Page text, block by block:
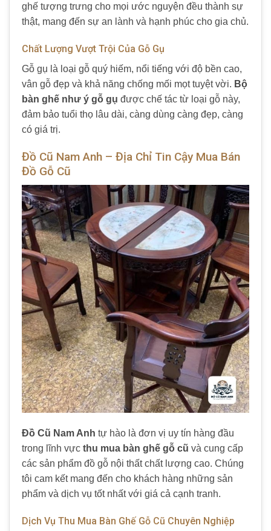
ghế tượng trưng cho mọi ước nguyện đều thành sự
thật, mang đến sự an lành và hạnh phúc cho gia chủ.
Chất Lượng Vượt Trội Của Gỗ Gụ
Gỗ gụ là loại gỗ quý hiếm, nổi tiếng với độ bền cao,
vân gỗ đẹp và khả năng chống mối mọt tuyệt vời. Bộ
bàn ghế như ý gỗ gụ được chế tác từ loại gỗ này,
đảm bảo tuổi thọ lâu dài, càng dùng càng đẹp, càng
có giá trị.
Đồ Cũ Nam Anh – Địa Chỉ Tin Cậy Mua Bán
Đồ Gỗ Cũ
Đồ Cũ Nam Anh tự hào là đơn vị uy tín hàng đầu
trong lĩnh vực thu mua bàn ghế gỗ cũ và cung cấp
các sản phẩm đồ gỗ nội thất chất lượng cao. Chúng
tôi cam kết mang đến cho khách hàng những sản
phẩm và dịch vụ tốt nhất với giá cả cạnh tranh.
Dịch Vụ Thu Mua Bàn Ghế Gỗ Cũ Chuyên Nghiệp